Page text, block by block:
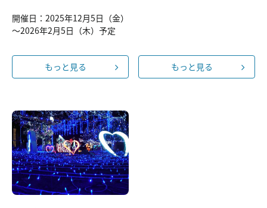
開催日：2025年12月5日（金）
～2026年2月5日（木）予定
もっと見る もっと見る